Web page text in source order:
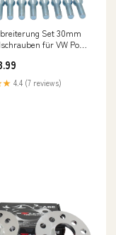
Set 30mm
für VW Polo
4.4 (7 reviews)